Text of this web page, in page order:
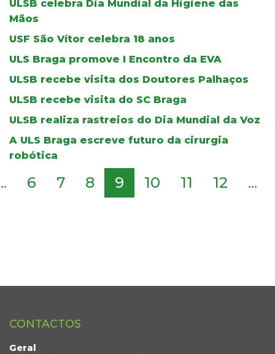
ULSB celebra Dia Mundial da Higiene das
Mãos
USF São Vítor celebra 18 anos
ULS Braga promove I Encontro da EVA
ULSB recebe visita dos Doutores Palhaços
ULSB recebe visita do SC Braga
ULSB realiza rastreios do Dia Mundial da Voz
A ULS Braga escreve futuro da cirurgia
robótica
6 7 8 9 10 11 12 ...
CONTACTOS
Geral